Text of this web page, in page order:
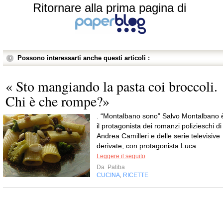
Ritornare alla prima pagina di
Possono interessarti anche questi articoli :
« Sto mangiando la pasta coi broccoli.
Chi è che rompe?»
. “Montalbano sono” Salvo Montalbano
il protagonista dei romanzi polizieschi di
Andrea Camilleri e delle serie televisive
derivate, con protagonista Luca...
Leggere il seguito
Da Patiba
CUCINA, RICETTE